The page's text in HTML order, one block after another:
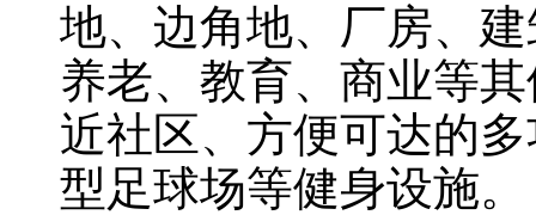
地、边角地、厂房、
养老、教育、商业等
近社区、方便可达的
型足球场等健身设施。